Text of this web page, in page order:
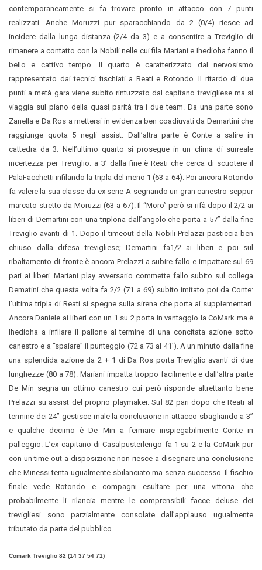
contemporaneamente si fa trovare pronto in attacco con 7 punti
realizzati. Anche Moruzzi pur sparacchiando da 2 (0/4) riesce ad
incidere dalla lunga distanza (2/4 da 3) e a consentire a Treviglio di
rimanere a contatto con la Nobili nelle cui fila Mariani e Ihedioha fanno il
bello e cattivo tempo. Il quarto è caratterizzato dal nervosismo
rappresentato dai tecnici fischiati a Reati e Rotondo. Il ritardo di due
punti a metà gara viene subito rintuzzato dal capitano trevigliese ma si
viaggia sul piano della quasi parità tra i due team. Da una parte sono
Zanella e Da Ros a mettersi in evidenza ben coadiuvati da Demartini che
raggiunge quota 5 negli assist. Dall’altra parte è Conte a salire in
cattedra da 3. Nell’ultimo quarto si prosegue in un clima di surreale
incertezza per Treviglio: a 3’ dalla fine è Reati che cerca di scuotere il
PalaFacchetti infilando la tripla del meno 1 (63 a 64). Poi ancora Rotondo
fa valere la sua classe da ex serie A segnando un gran canestro seppur
marcato stretto da Moruzzi (63 a 67). Il “Moro” però si rifà dopo il 2/2 ai
liberi di Demartini con una triplona dall’angolo che porta a 57” dalla fine
Treviglio avanti di 1. Dopo il timeout della Nobili Prelazzi pasticcia ben
chiuso dalla difesa trevigliese; Demartini fa1/2 ai liberi e poi sul
ribaltamento di fronte è ancora Prelazzi a subire fallo e impattare sul 69
pari ai liberi. Mariani play avversario commette fallo subito sul collega
Dematini che questa volta fa 2/2 (71 a 69) subito imitato poi da Conte:
l’ultima tripla di Reati si spegne sulla sirena che porta ai supplementari.
Ancora Daniele ai liberi con un 1 su 2 porta in vantaggio la CoMark ma è
Ihedioha a infilare il pallone al termine di una concitata azione sotto
canestro e a “spaiare” il punteggio (72 a 73 al 41’). A un minuto dalla fine
una splendida azione da 2 + 1 di Da Ros porta Treviglio avanti di due
lunghezze (80 a 78). Mariani impatta troppo facilmente e dall’altra parte
De Min segna un ottimo canestro cui però risponde altrettanto bene
Prelazzi su assist del proprio playmaker. Sul 82 pari dopo che Reati al
termine dei 24” gestisce male la conclusione in attacco sbagliando a 3”
e qualche decimo è De Min a fermare inspiegabilmente Conte in
palleggio. L’ex capitano di Casalpusterlengo fa 1 su 2 e la CoMark pur
con un time out a disposizione non riesce a disegnare una conclusione
che Minessi tenta ugualmente sbilanciato ma senza successo. Il fischio
finale vede Rotondo e compagni esultare per una vittoria che
probabilmente li rilancia mentre le comprensibili facce deluse dei
trevigliesi sono parzialmente consolate dall’applauso ugualmente
tributato da parte del pubblico.
Comark Treviglio 82 (14 37 54 71)